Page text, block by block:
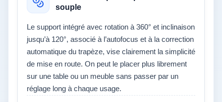
souple
Le support intégré avec rotation à 360° et inclinaison
jusqu’à 120°, associé à l’autofocus et à la correction
automatique du trapèze, vise clairement la simplicité
de mise en route. On peut le placer plus librement
sur une table ou un meuble sans passer par un
réglage long à chaque usage.